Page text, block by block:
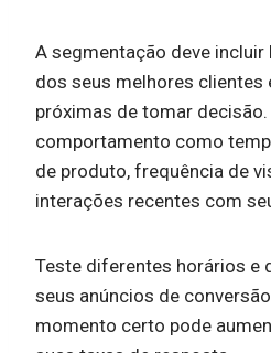
A segmentação deve incluir
dos seus melhores clientes
próximas de tomar
comportamento como
de produto, frequência de
interações recentes com
Teste diferentes horários e
seus anúncios de
momento certo pode